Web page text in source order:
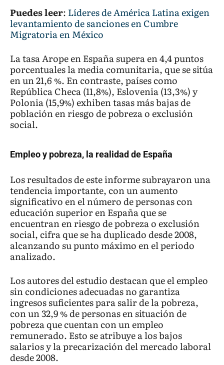
Puedes leer: Líderes de América Latina exigen
levantamiento de sanciones en Cumbre
Migratoria en México
La tasa Arope en España supera en 4,4 puntos
porcentuales la media comunitaria, que se sitúa
en un 21,6 %. En contraste, países como
República Checa (11,8%), Eslovenia (13,3%) y
Polonia (15,9%) exhiben tasas más bajas de
población en riesgo de pobreza o exclusión
social.
Empleo y pobreza, la realidad de España
Los resultados de este informe subrayaron una
tendencia importante, con un aumento
significativo en el número de personas con
educación superior en España que se
encuentran en riesgo de pobreza o exclusión
social, cifra que se ha duplicado desde 2008,
alcanzando su punto máximo en el periodo
analizado.
Los autores del estudio destacan que el empleo
sin condiciones adecuadas no garantiza
ingresos suficientes para salir de la pobreza,
con un 32,9 % de personas en situación de
pobreza que cuentan con un empleo
remunerado. Esto se atribuye a los bajos
salarios y la precarización del mercado laboral
desde 2008.